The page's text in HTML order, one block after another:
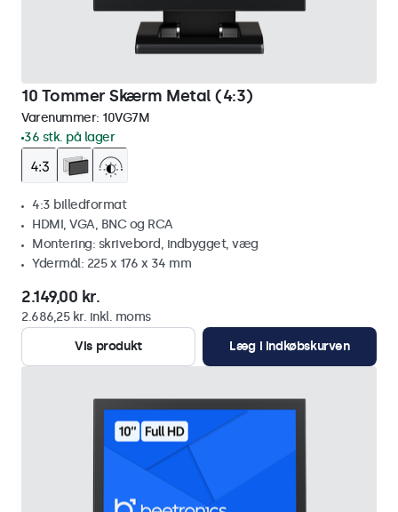
10 Tommer Skærm Metal (4:3)
Varenummer: 10VG7M
36 stk. på lager
4:3 billedformat
HDMI, VGA, BNC og RCA
Montering: skrivebord, indbygget, væg
Ydermål: 225 x 176 x 34 mm
2.149,00 kr.
2.686,25 kr. inkl. moms
Vis produkt
Læg i indkøbskurven